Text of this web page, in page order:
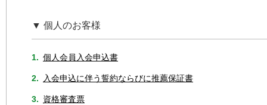
▼ 個人のお客様
1. 個人会員入会申込書
2. 入会申込に伴う誓約ならびに推薦保証書
3. 資格審査票